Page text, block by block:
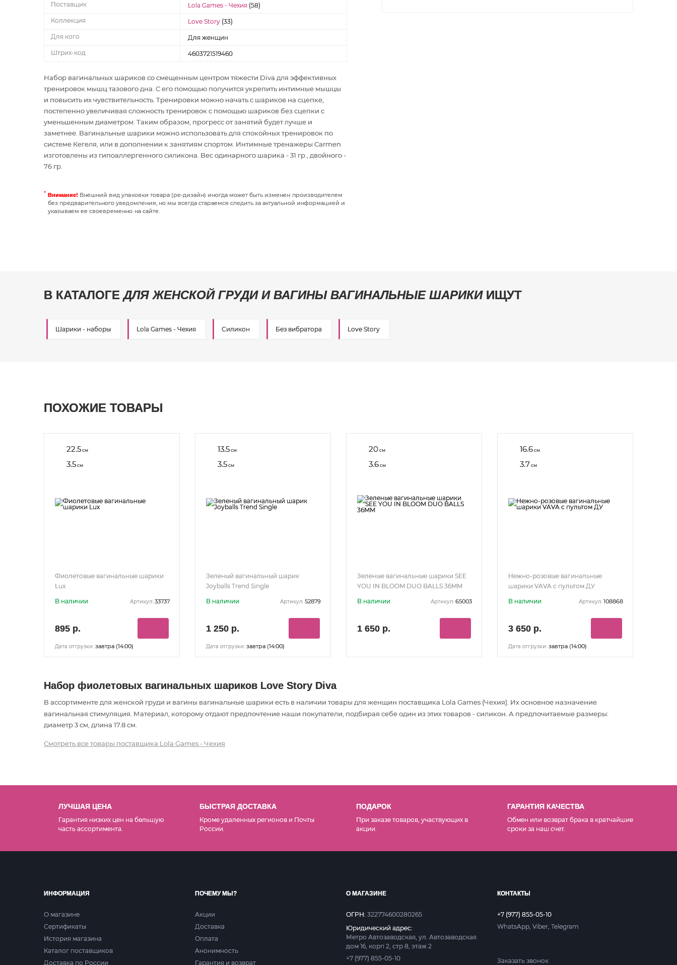
Поставщик
Lola Games - Чехия (58)
Коллекция
Love Story (33)
Для кого
Для женщин
Штрих-код
4603721519460
Набор вагинальных шариков со смещенным центром тяжести Diva для эффективных
тренировок мышц тазового дна. С его помощью получится укрепить интимные мышцы
и повысить их чувствительность. Тренировки можно начать с шариков на сцепке,
постепенно увеличивая сложность тренировок с помощью шариков без сцепки с
уменьшенным диаметром. Таким образом, прогресс от занятий будет лучше и
заметнее. Вагинальные шарики можно использовать для спокойных тренировок по
системе Кегеля, или в дополнении к занятиям спортом. Интимные тренажеры Carmen
изготовлены из гипоаллергенного силикона. Вес одинарного шарика - 31 гр., двойного -
76 гр.
Внимание! Внешний вид упаковки товара (ре-дизайн) иногда может быть изменен производителем
без предварительного уведомления, но мы всегда стараемся следить за актуальной информацией и
указываем ее своевременно на сайте.
В КАТАЛОГЕДЛЯ ЖЕНСКОЙ ГРУДИ И ВАГИНЫ ВАГИНАЛЬНЫЕ ШАРИКИИЩУТ
Шарики - наборы Lola Games - Чехия Силикон Без вибратора Love Story
ПОХОЖИЕ ТОВАРЫ
22.5см
3.5см
Фиолетовые вагинальные шарики
Lux
В наличии
Артикул: 33737
895 р.
Дата отгрузки: завтра (14:00)
13.5см
3.5см
Зеленый вагинальный шарик
Joyballs Trend Single
В наличии
Артикул: 52879
1 250 р.
Дата отгрузки: завтра (14:00)
20см
3.6см
Зеленые вагинальные шарики SEE
YOU IN BLOOM DUO BALLS 36MM
В наличии
Артикул: 65003
1 650 р.
16.6см
3.7см
Нежно-розовые вагинальные
шарики VAVA с пультом ДУ
В наличии
Артикул: 108868
3 650 р.
Дата отгрузки: завтра (14:00)
Набор фиолетовых вагинальных шариков Love Story Diva
В ассортименте для женской груди и вагины вагинальные шарики есть в наличии товары для женщин поставщика Lola Games (Чехия). Их основное назначение
вагинальная стимуляция . Материал, которому отдают предпочтение наши покупатели, подбирая себе один из этих товаров - силикон. А предпочитаемые размеры:
диаметр 3 см, длина 17.8 см.
Смотреть все товары поставщика Lola Games - Чехия
ЛУЧШАЯ ЦЕНА
Гарантия низких цен на большую
часть ассортимента.
БЫСТРАЯ ДОСТАВКА
Кроме удаленных регионов и Почты
России.
ПОДАРОК
При заказе товаров, участвующих в
акции.
ГАРАНТИЯ КАЧЕСТВА
Обмен или возврат брака в кратчайшие
сроки за наш счет.
ИНФОРМАЦИЯ
О магазине
Сертификаты
История магазина
Каталог поставщиков
Доставка по России
ПОЧЕМУ МЫ?
Акции
Доставка
Оплата
Анонимность
Гарантия и возврат
О МАГАЗИНЕ
ОГРН: 322774600280265
Юридический адрес:
Метро Автозаводская, ул. Автозаводская
дом 16, корп 2, стр 8, этаж 2
+7 (977) 855-05-10
КОНТАКТЫ
+7 (977) 855-05-10
WhatsApp, Viber, Telegram
Заказать звонок